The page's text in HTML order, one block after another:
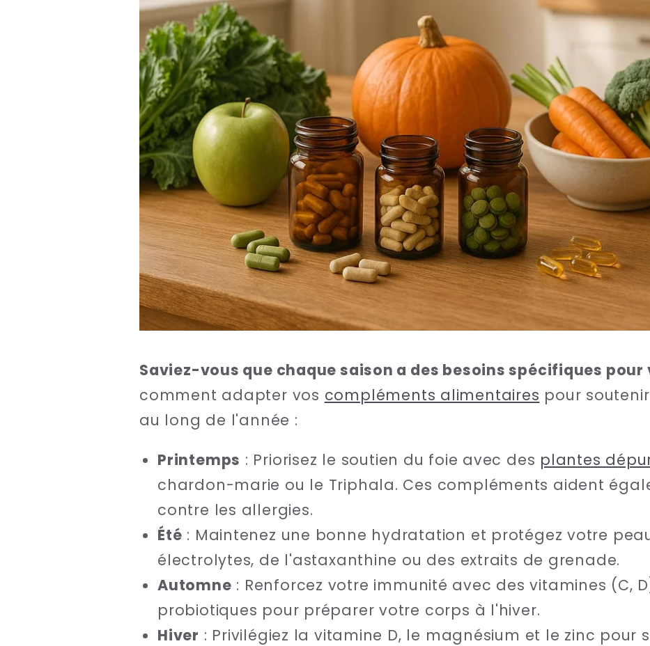
Saviez-vous que chaque saison a des besoins spécifiques pour
comment adapter vos compléments alimentaires pour
au long de l'année :
Printemps : Priorisez le soutien du foie avec des plantes
chardon-marie ou le Triphala. Ces compléments aident
contre les allergies.
Été : Maintenez une bonne hydratation et protégez votre
électrolytes, de l'astaxanthine ou des extraits de grenade.
Automne : Renforcez votre immunité avec des vitamines (C,
probiotiques pour préparer votre corps à l'hiver.
Hiver : Privilégiez la vitamine D, le magnésium et le zinc pour